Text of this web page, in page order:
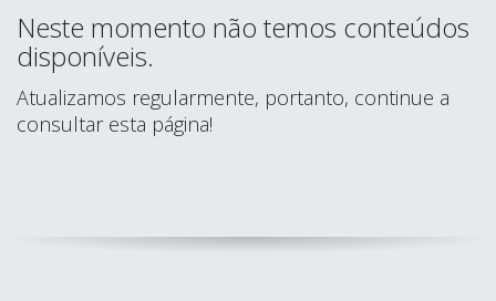
Neste momento não temos conteúdos
disponíveis.
Atualizamos regularmente, portanto, continue a
consultar esta página!